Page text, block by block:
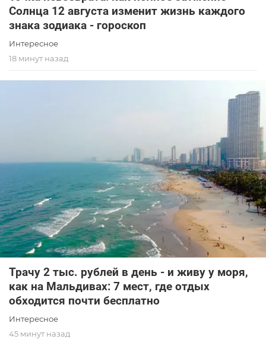
Солнца 12 августа изменит жизнь каждого
знака зодиака - гороскоп
Интересное
18 минут назад
Трачу 2 тыс. рублей в день - и живу у моря,
как на Мальдивах: 7 мест, где отдых
обходится почти бесплатно
Интересное
45 минут назад